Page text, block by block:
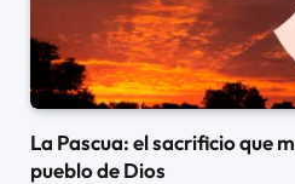
La Pascua: el sacrificio que
pueblo de Dios